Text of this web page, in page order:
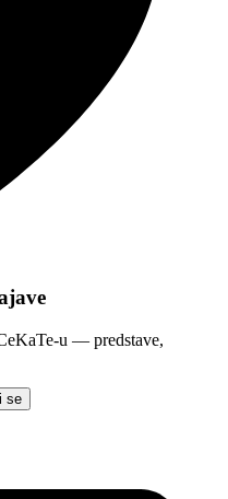
u — predstave,
se